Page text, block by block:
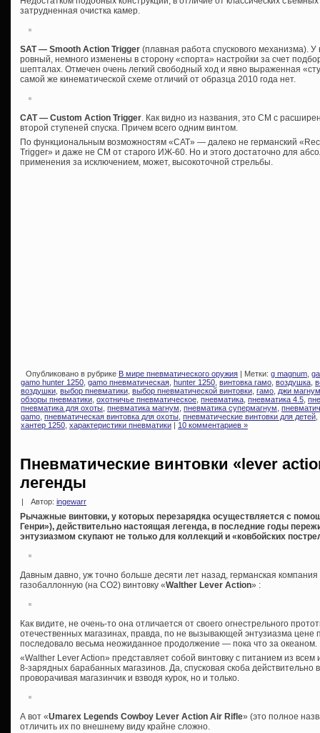
затрудненная очистка камер.
SAT — Smooth Action Trigger (плавная работа спускового механизма).
ровный, немного изменены в сторону «спорта» настройки за счет
шепталах. Отмечен очень легкий свободный ход и явно выраженная
самой же кинематической схеме отличий от образца 2010 года нет.
CAT — Custom Action Trigger. Как видно из названия, это СМ с
второй ступеней спуска. Причем всего одним винтом.
По функциональным возможностям «CAT» — далеко не германский
Trigger» и даже не СМ от старого ИЖ-60. Но и этого достаточно для
применения за исключением, может, высокоточной стрельбы.
Опубликовано в рубрике В мире пневматического оружия | Метки: g magnum
gamo hunter 1250 gamo пневматическая hunter 1250 винтовка гамо воздушка
воздушки выбор пневматики выбор пневматической винтовки гамо джи магнум
обзоры пневматики охотничье пневматическое пневматика пневматика 4.5
пневматика для охоты пневматика магнум пневматика супермагнум
gamo пневматическая винтовка для охоты пневматические винтовки для детей
хантер 1250 характеристики пневматики | 10 комментариев »
Пневматические винтовки «lever
легенды
| Автор: ingewarr
Рычажные винтовки, у которых перезарядка осуществляется с
Генри»), действительно настоящая легенда, в последние годы
энтузиазмом скупают не только для коллекций и «ковбойских
Давным давно, уж точно больше десяти лет назад, германская
газобаллонную (на СО2) винтовку «Walther Lever Action» :
Как видите, не очень-то она отличается от своего огнестрельного
отечественных магазинах, правда, по не вызывающей энтузиазма цене
последовало весьма неожиданное продолжение — пока что за океаном.
«Walther Lever Action» представляет собой винтовку с питанием из
8-зарядных барабанных магазинов. Да, спусковая скоба
проворачивая магазинчик и взводя курок, но и только.
А вот «Umarex Legends Cowboy Lever Action Air Rifle» (это полное
отличить их по внешнему виду крайне сложно.